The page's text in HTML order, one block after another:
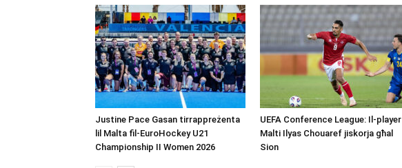
Justine Pace Gasan tirrappreżenta
lil Malta fil-EuroHockey U21
Championship II Women 2026
UEFA Conference League: Il-player
Malti Ilyas Chouaref jiskorja għal
Sion